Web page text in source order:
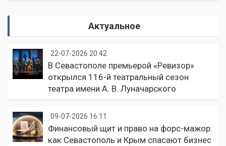
Актуальное
22-07-2026 20:42
В Севастополе премьерой «Ревизор»
открылся 116-й театральный сезон
театра имени А. В. Луначарского
09-07-2026 16:11
Финансовый щит и право на форс-мажор:
как Севастополь и Крым спасают бизнес